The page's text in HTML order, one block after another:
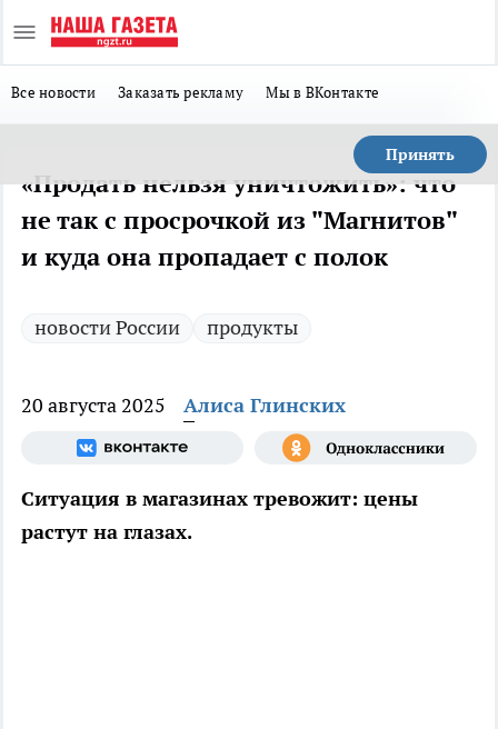
Все новости Заказать рекламу Мы в ВКонтакте
Принять
«Продать нельзя уничтожить»: что
не так с просрочкой из "Магнитов"
и куда она пропадает с полок
новости России продукты
20 августа 2025 Алиса Глинских
Ситуация в магазинах тревожит: цены
растут на глазах.